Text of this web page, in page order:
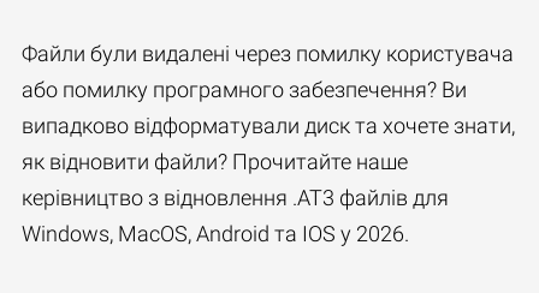
Файли були видалені через помилку користувача
або помилку програмного забезпечення? Ви
випадково відформатували диск та хочете знати,
як відновити файли? Прочитайте наше
керівництво з відновлення .AT3 файлів для
Windows, MacOS, Android та IOS у 2026.